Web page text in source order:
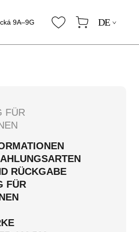
9A–9G DE
FÜR
RÜCKGABE
FÜR